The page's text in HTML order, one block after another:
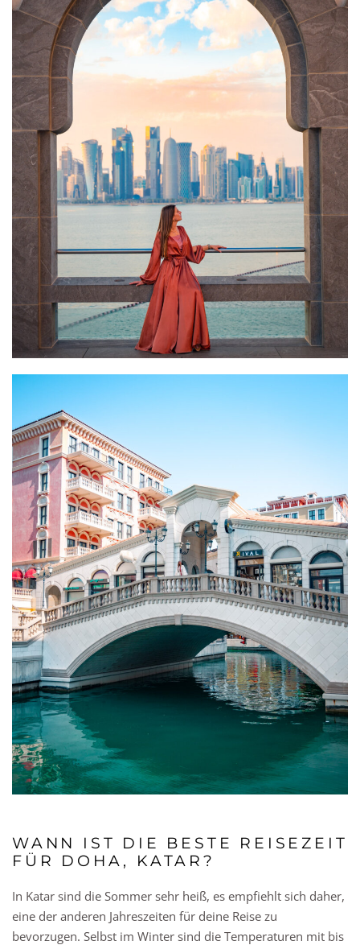
WANN IST DIE BESTE REISEZEIT
FÜR DOHA, KATAR?
In Katar sind die Sommer sehr heiß, es empfiehlt sich daher,
eine der anderen Jahreszeiten für deine Reise zu
bevorzugen. Selbst im Winter sind die Temperaturen mit bis